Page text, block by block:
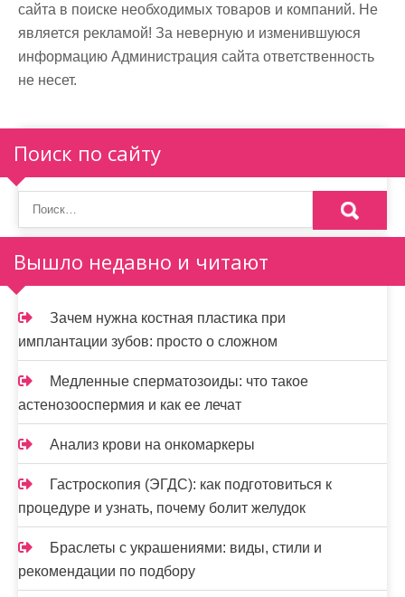
сайта в поиске необходимых товаров и компаний. Не
является рекламой! За неверную и изменившуюся
информацию Администрация сайта ответственность
не несет.
Поиск по сайту
Вышло недавно и читают
Зачем нужна костная пластика при
имплантации зубов: просто о сложном
Медленные сперматозоиды: что такое
астенозооспермия и как ее лечат
Анализ крови на онкомаркеры
Гастроскопия (ЭГДС): как подготовиться к
процедуре и узнать, почему болит желудок
Браслеты с украшениями: виды, стили и
рекомендации по подбору